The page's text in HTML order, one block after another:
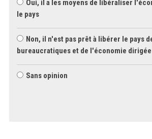
Oui, il a les moyens de libéraliser
le pays
Non, il n'est pas prêt à libérer le pays
bureaucratiques et de l'économie dirigée
Sans opinion